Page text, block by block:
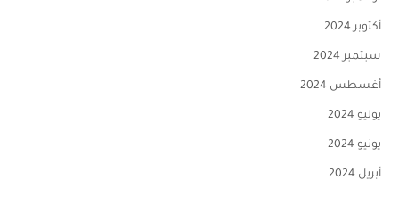
أكتوبر 2024
سبتمبر 2024
أغسطس 2024
يوليو 2024
يونيو 2024
أبريل 2024